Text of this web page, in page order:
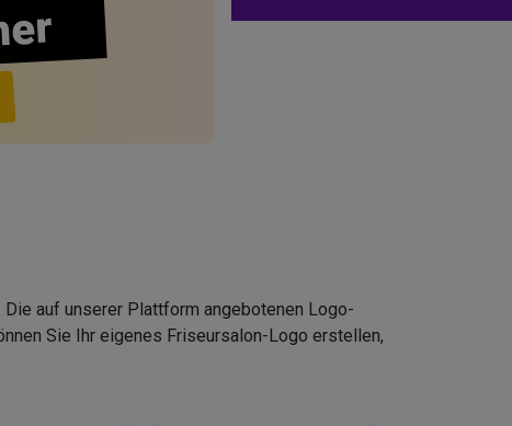
auf unserer Plattform angebotenen Logo-
Sie Ihr eigenes Friseursalon-Logo erstellen,